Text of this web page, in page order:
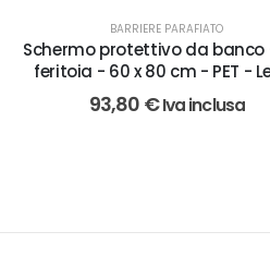
BARRIERE PARAFIATO
Schermo protettivo da banco
feritoia - 60 x 80 cm - PET -
93,80 €Iva inclusa